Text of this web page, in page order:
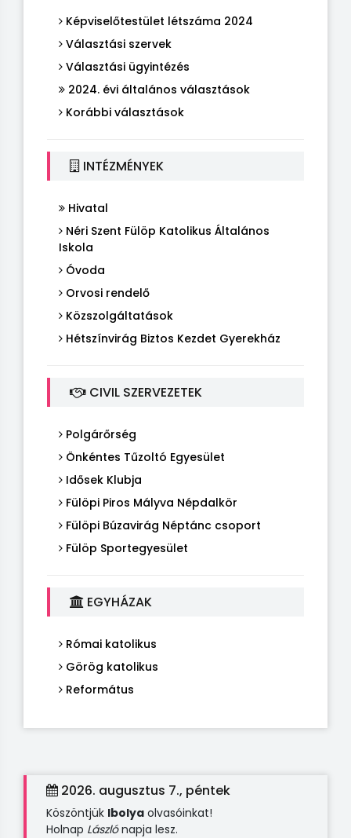
Képviselőtestület létszáma 2024
Választási szervek
Választási ügyintézés
2024. évi általános választások
Korábbi választások
INTÉZMÉNYEK
Hivatal
Néri Szent Fülöp Katolikus Általános
Iskola
Óvoda
Orvosi rendelő
Közszolgáltatások
Hétszínvirág Biztos Kezdet Gyerekház
CIVIL SZERVEZETEK
Polgárőrség
Önkéntes Tűzoltó Egyesület
Idősek Klubja
Fülöpi Piros Mályva Népdalkör
Fülöpi Búzavirág Néptánc csoport
Fülöp Sportegyesület
EGYHÁZAK
Római katolikus
Görög katolikus
Református
2026. augusztus 7., péntek
Köszöntjük Ibolya olvasóinkat!
Holnap Lászlónapja lesz.